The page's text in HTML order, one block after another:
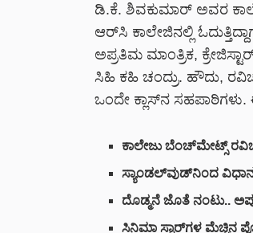
ಡಿ.ಕೆ. ಶಿವಕುಮಾರ್ ಅವರ
ಆರ್‌ಸಿ ಕಾಲೇಜಿನಲ್ಲಿ
ಅಪ್ರತಿಮ ಮಾಂತ್ರಿಕ,
ಸಿಹಿ ಕಹಿ ಚಂದ್ರು. ಹೌದು,
ಒಂದೇ ಕ್ಲಾಸ್‌ನ
ಕಾಲೇಜು ಬೆಂಚ್‌ಮೇಟ್ಸ್
ಸ್ಯಾಂಡಲ್‌ವುಡ್‌ನಿಂದ
ದೊಡ್ಮನೆ ಜೊತೆ ನಂಟು..
ಸಿನಿಮಾ ಸ್ಟಾರ್‌ಗಳ ಮೆಚ್ಚಿನ